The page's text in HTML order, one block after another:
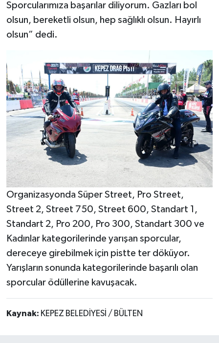
Sporcularımıza başarılar diliyorum. Gazları bol
olsun, bereketli olsun, hep sağlıklı olsun. Hayırlı
olsun” dedi.
Organizasyonda Süper Street, Pro Street,
Street 2, Street 750, Street 600, Standart 1,
Standart 2, Pro 200, Pro 300, Standart 300 ve
Kadınlar kategorilerinde yarışan sporcular,
dereceye girebilmek için pistte ter döküyor.
Yarışların sonunda kategorilerinde başarılı olan
sporcular ödüllerine kavuşacak.
Kaynak: KEPEZ BELEDİYESİ / BÜLTEN